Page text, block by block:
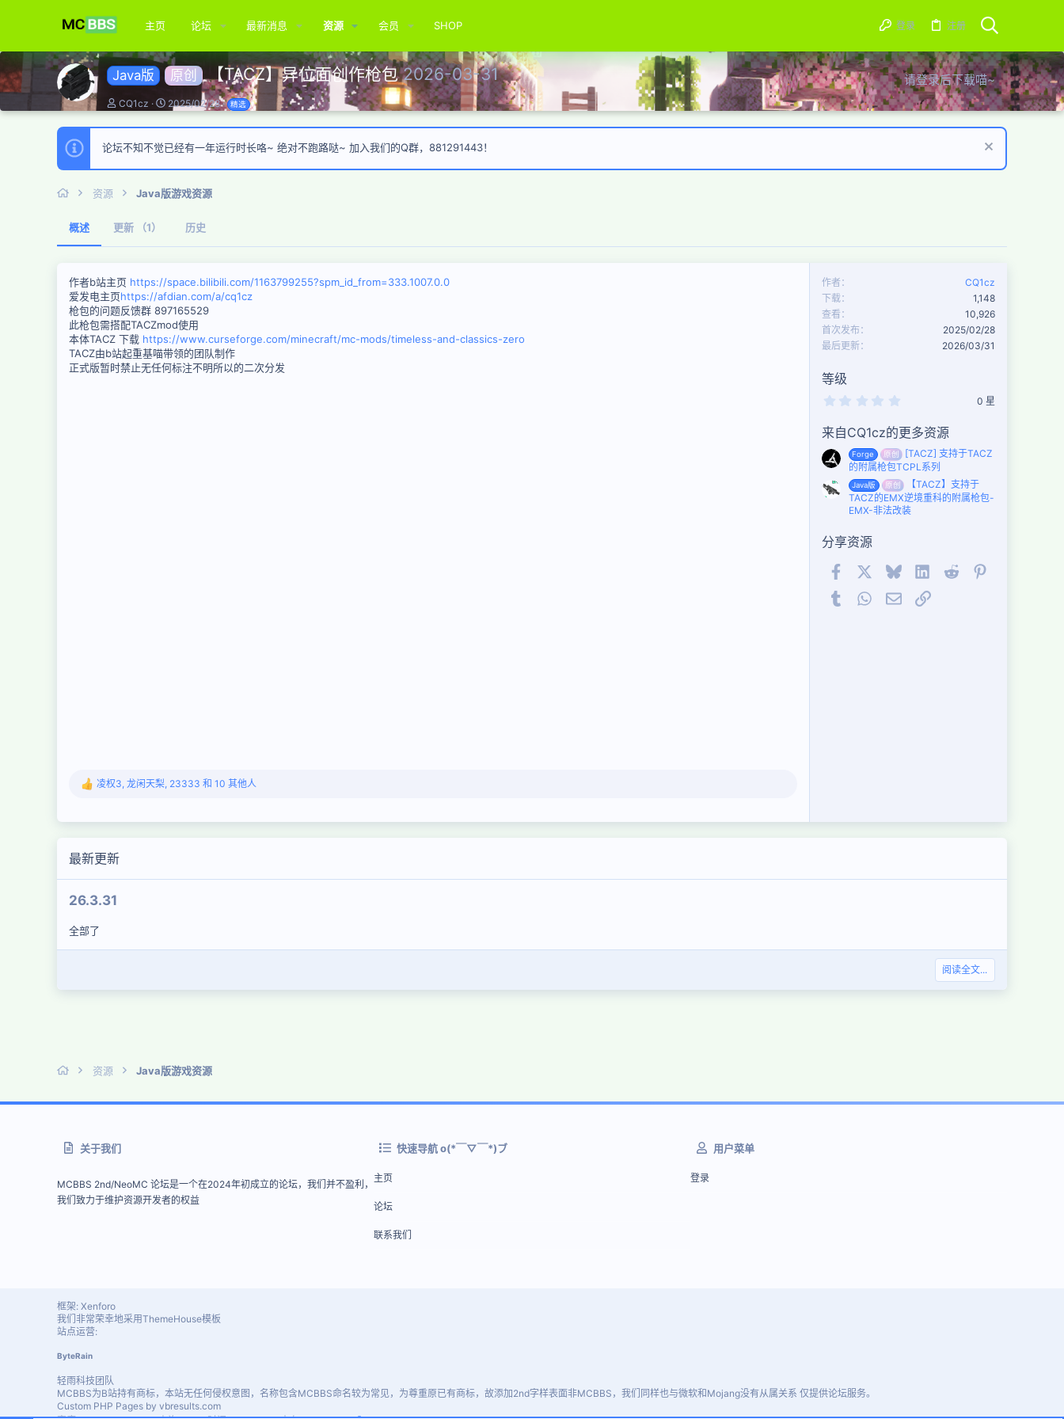
主页 论坛 最新消息 资源 会员 SHOP 登录 注册
Java版 原创 【TACZ】异位面创作枪包2026-03-31 请登录后下载喵~
作
者
CQ1cz
创
建
日
期
2025/02/28 精选
论坛不知不觉已经有一年运行时长咯~ 绝对不跑路哒~ 加入我们的Q群，881291443！
资源 Java版游戏资源
概述 更新 （1） 历史
作者b站主页 https://space.bilibili.com/1163799255?spm_id_from=333.1007.0.0
爱发电主页https://afdian.com/a/cq1cz
枪包的问题反馈群 897165529
此枪包需搭配TACZmod使用
本体TACZ 下载 https://www.curseforge.com/minecraft/mc-mods/timeless-and-classics-zero
TACZ由b站起重基喵带领的团队制作
正式版暂时禁止无任何标注不明所以的二次分发
反 凌权3, 龙闲天梨, 23333 和 10 其他人
作者
CQ1cz
下载
1,148
查看
10,926
首次发布
2025/02/28
最后更新
2026/03/31
等级
0
0 星
来自CQ1cz的更多资源
Forge 原创
[TACZ] 支持于TACZ
的附属枪包TCPL系列
Java版 原创
【TACZ】支持于
TACZ的EMX逆境重科的附属枪包-
EMX-非法改装
分享资源
FacebookX (Twitter)
Bluesky LinkedInReddit
Tumblr WhatsApp
邮件 链接
最新更新
26.3.31
全部了
阅读全文...
资源 Java版游戏资源
关于我们
MCBBS 2nd/NeoMC 论坛是一个在2024年初成立的论坛，我们并不盈利，
我们致力于维护资源开发者的权益
快速导航 o(*￣▽￣*)ブ
主页
论坛
联系我们
用户菜单
登录
框架: Xenforo
我们非常荣幸地采用ThemeHouse模板
站点运营:
ByteRain
轻雨科技团队
MCBBS为B站持有商标，本站无任何侵权意图，名称包含MCBBS命名较为常见，为尊重原已有商标，故添加2nd字样表面非MCBBS，我们同样也与微软和Mojang没有从属关系 仅提供论坛服务。
Custom PHP Pages by vbresults.com